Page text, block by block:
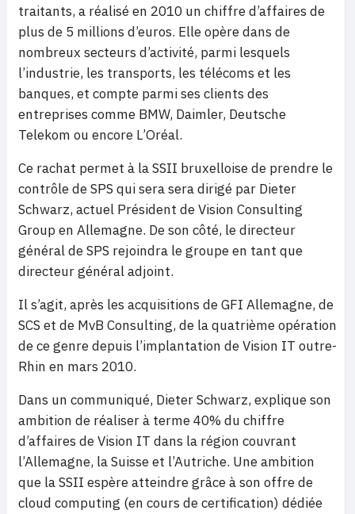
traitants, a réalisé en 2010 un chiffre d’affaires de
plus de 5 millions d’euros. Elle opère dans de
nombreux secteurs d’activité, parmi lesquels
l’industrie, les transports, les télécoms et les
banques, et compte parmi ses clients des
entreprises comme BMW, Daimler, Deutsche
Telekom ou encore L’Oréal.
Ce rachat permet à la SSII bruxelloise de prendre le
contrôle de SPS qui sera sera dirigé par Dieter
Schwarz, actuel Président de Vision Consulting
Group en Allemagne. De son côté, le directeur
général de SPS rejoindra le groupe en tant que
directeur général adjoint.
Il s’agit, après les acquisitions de GFI Allemagne, de
SCS et de MvB Consulting, de la quatrième opération
de ce genre depuis l’implantation de Vision IT outre-
Rhin en mars 2010.
Dans un communiqué, Dieter Schwarz, explique son
ambition de réaliser à terme 40% du chiffre
d’affaires de Vision IT dans la région couvrant
l’Allemagne, la Suisse et l’Autriche. Une ambition
que la SSII espère atteindre grâce à son offre de
cloud computing (en cours de certification) dédiée